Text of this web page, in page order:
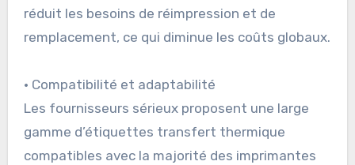
réduit les besoins de réimpression et de
remplacement, ce qui diminue les coûts globaux.
• Compatibilité et adaptabilité
Les fournisseurs sérieux proposent une large
gamme d’étiquettes transfert thermique
compatibles avec la majorité des imprimantes